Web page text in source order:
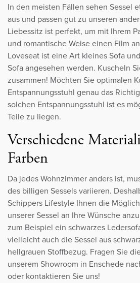
In den meisten Fällen sehen Sessel
aus und passen gut zu unseren
Liebessitz ist perfekt, um mit Ihrem
und romantische Weise einen Film
Loveseat ist eine Art kleines Sofa
Sofa angesehen werden. Kuscheln
zusammen! Möchten Sie optimalen
Entspannungsstuhl genau das
solchen Entspannungsstuhl ist es
Teile zu liegen.
Verschiedene
Farben
Da jedes Wohnzimmer anders ist,
des billigen Sessels variieren.
Schippers Lifestyle Ihnen die
unserer Sessel an Ihre Wünsche
zum Beispiel ein schwarzes
vielleicht auch die Sessel aus
hellgrauen Stoffbezug. Fragen Sie
unserem Showroom in Enschede
oder kontaktieren Sie uns!